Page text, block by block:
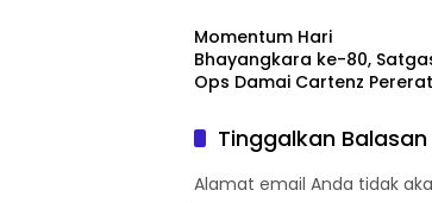
Momentum Hari
Bhayangkara ke-80,
Ops Damai Cartenz Pererat
Masyarakat Lewat Bakti
SosialTinggalkan Balasan
Alamat email Anda tidak